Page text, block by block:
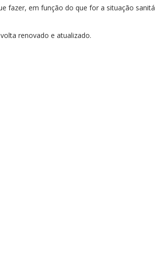
fazer, em função do que for a situação
renovado e atualizado.